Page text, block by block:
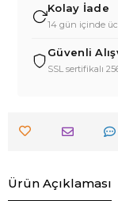
Kolay İade
14 gün içinde
Güvenli
SSL sertifikalı
Ürün Açıklaması